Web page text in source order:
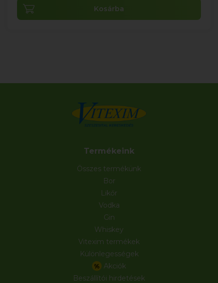
Kosárba
Termékeink
Összes termékünk
Bor
Likőr
Vodka
Gin
Whiskey
Vitexim termékek
Különlegességek
% Akciók
Beszállítói hirdetések